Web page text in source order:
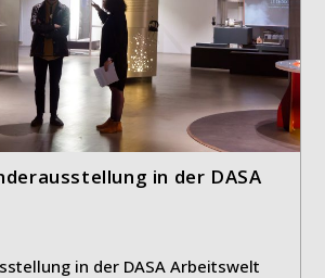
in der DASA
in der DASA Arbeitswelt